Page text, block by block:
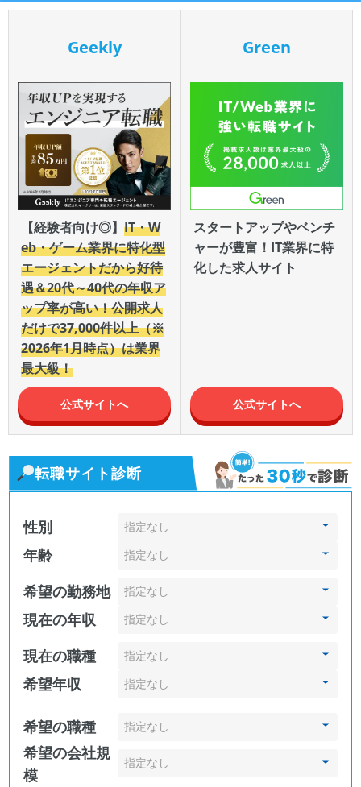
Geekly
【経験者向け◎】IT・W
eb・ゲーム業界に特化型
エージェントだから好待
遇＆20代～40代の年収ア
ップ率が高い！公開求人
だけで37,000件以上（※
2026年1月時点）は業界
最大級！
公式サイトへ
Green
スタートアップやベンチ
ャーが豊富！IT業界に特
化した求人サイト
公式サイトへ
転職サイト診断
性別
年齢
希望の勤務地
現在の年収
現在の職種
希望年収
希望の職種
希望の会社規
模